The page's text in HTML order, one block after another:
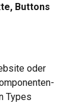
Buttons
oder
Types